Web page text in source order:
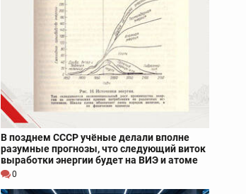
В позднем СССР учёные делали вполне
разумные прогнозы, что следующий виток
выработки энергии будет на ВИЭ и атоме
0